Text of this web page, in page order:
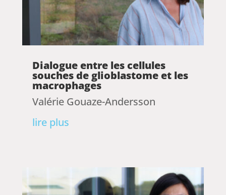
Dialogue entre les cellules
souches de glioblastome et les
macrophages
Valérie Gouaze-Andersson
lire plus